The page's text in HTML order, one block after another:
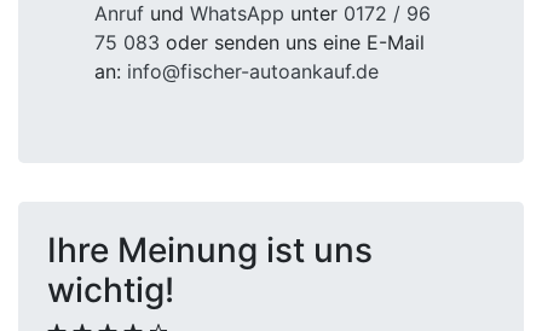
Anruf und WhatsApp unter 0172 / 96
75 083 oder senden uns eine E-Mail
an: info@fischer-autoankauf.de
Ihre Meinung ist uns
wichtig!